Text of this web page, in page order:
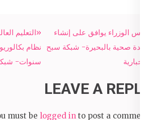
Post
navigation
«التعليم
سنوات-
رئيس الوزراء يوافق على إنشاء
وحدة صحية بالبحيرة- شبكة سبح
الاخبارية
LEAVE A REPLY
must be logged in to post a comment.